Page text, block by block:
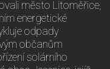
město Litoměřice,
energetické
odpady
občanům
solárního